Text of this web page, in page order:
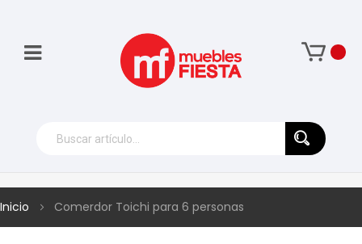
Inicio Comerdor Toichi para 6 personas